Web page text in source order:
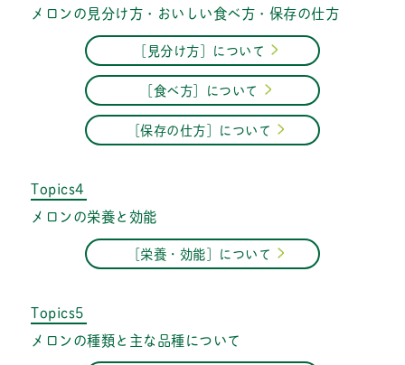
メロンの見分け方・おいしい食べ方・保存の仕方
［見分け方］について
［食べ方］について
［保存の仕方］について
Topics4
メロンの栄養と効能
［栄養・効能］について
Topics5
メロンの種類と主な品種について